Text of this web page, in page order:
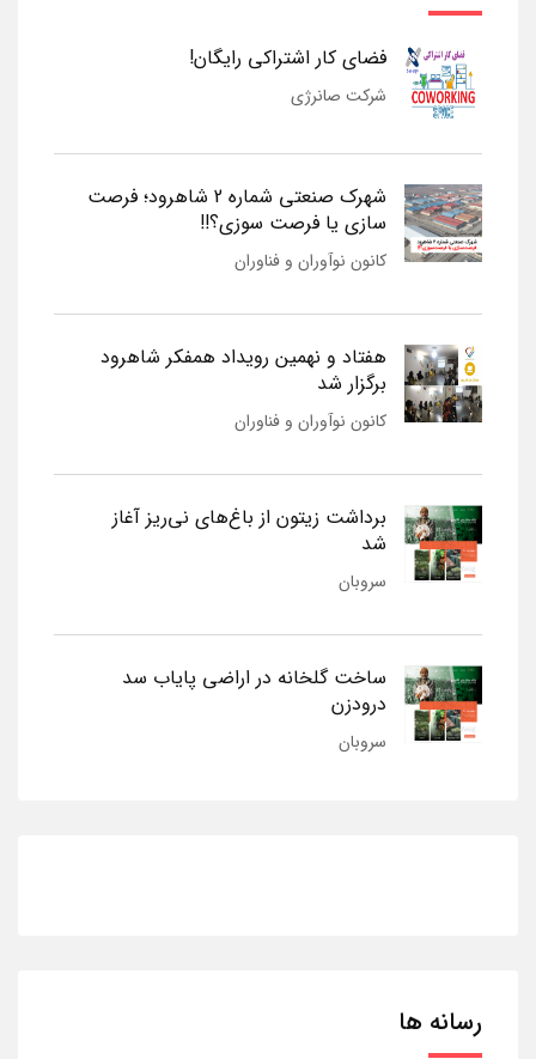
فضای کار اشتراکی رایگان!
شرکت صانرژی
شهرک صنعتی شماره 2 شاهرود؛ فرصت
سازی یا فرصت سوزی؟!!
کانون نوآوران و فناوران
هفتاد و نهمین رویداد همفکر شاهرود
برگزار شد
کانون نوآوران و فناوران
برداشت زیتون از باغ‌های نی‌ریز آغاز
شد
سروبان
ساخت گلخانه در اراضی پایاب سد
درودزن
سروبان
رسانه ها